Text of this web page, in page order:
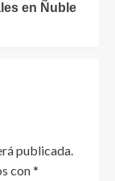
en Ñuble
publicada.
con*